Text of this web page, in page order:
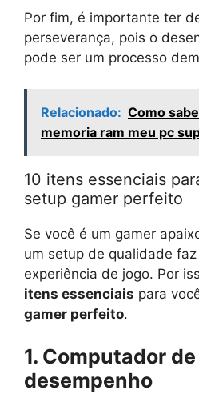
Por fim, é importante ter
perseverança, pois o
pode ser um processo
Relacionado: Como
memoria ram meu pc
10 itens essenciais
setup gamer perfeito
Se você é um gamer
um setup de qualidade
experiência de jogo. Por
itens essenciais para
gamer perfeito.
1. Computador
desempenho